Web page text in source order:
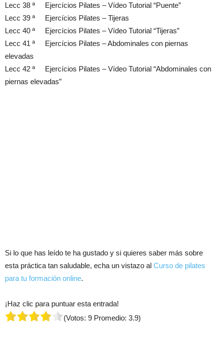
Lecc 38 ª Ejercícios Pilates – Vídeo Tutorial “Puente”
Lecc 39 ª Ejercícios Pilates – Tijeras
Lecc 40 ª Ejercícios Pilates – Vídeo Tutorial “Tijeras”
Lecc 41 ª Ejercícios Pilates – Abdominales con piernas
elevadas
Lecc 42 ª Ejercícios Pilates – Vídeo Tutorial “Abdominales con
piernas elevadas”
Si lo que has leído te ha gustado y si quieres saber más sobre
esta práctica tan saludable, echa un vistazo al Curso de pilates
para tu formación online.
¡Haz clic para puntuar esta entrada!
(Votos: 9 Promedio: 3.9)